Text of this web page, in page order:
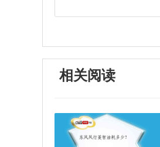
相关阅读